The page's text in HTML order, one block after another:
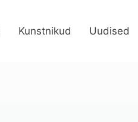
Kunstnikud Uudised